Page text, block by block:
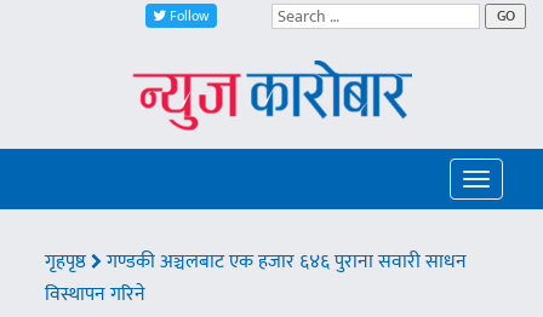
Follow GO
Toggle
गृहपृष्ठ
गण्डकी अञ्चलबाट एक हजार ६४६ पुराना सवारी साधन
विस्थापन गरिने